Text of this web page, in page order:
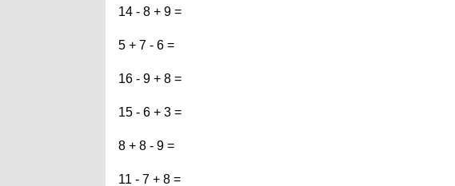
14 - 8 + 9 =
5 + 7 - 6 =
16 - 9 + 8 =
15 - 6 + 3 =
8 + 8 - 9 =
11 - 7 + 8 =